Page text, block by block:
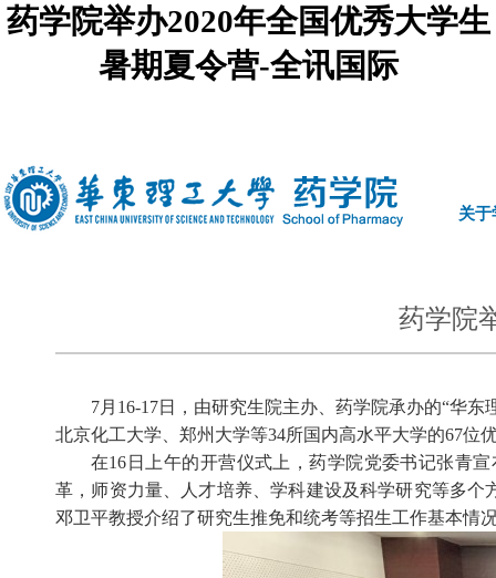
药学院举办2020年全国优秀大学生
暑期夏令营-全讯国际
关于
药学院
7月 16-17日，由研究生院主办、药学院承办的“华
北京化工大学、郑州大学等34所国内高水平大学的67位
在16 日上午的开营仪式上，药学院党委书记张青
革，师资力量、人才培养、学科建设及科学研究等多
邓卫平教授介绍了研究生推免和统考等招生工作基本情